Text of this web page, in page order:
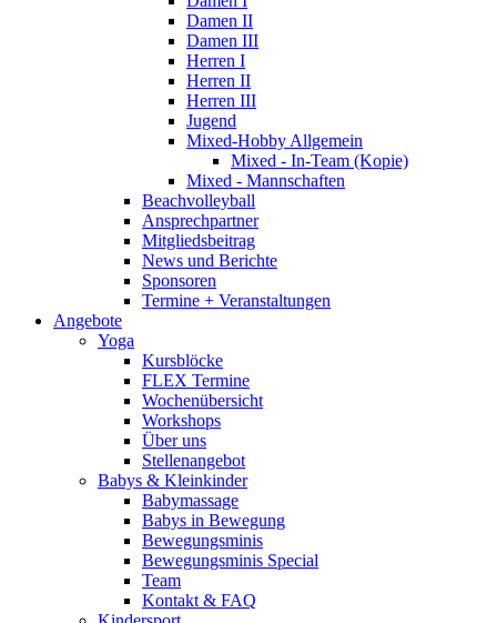
Damen II
Damen III
Herren I
Herren II
Herren III
Jugend
Mixed-Hobby Allgemein
Mixed - In-Team (Kopie)
Mixed - Mannschaften
Beachvolleyball
Ansprechpartner
Mitgliedsbeitrag
News und Berichte
Sponsoren
Termine + Veranstaltungen
Angebote
Yoga
Kursblöcke
FLEX Termine
Wochenübersicht
Workshops
Über uns
Stellenangebot
Babys & Kleinkinder
Babymassage
Babys in Bewegung
Bewegungsminis
Bewegungsminis Special
Team
Kontakt & FAQ